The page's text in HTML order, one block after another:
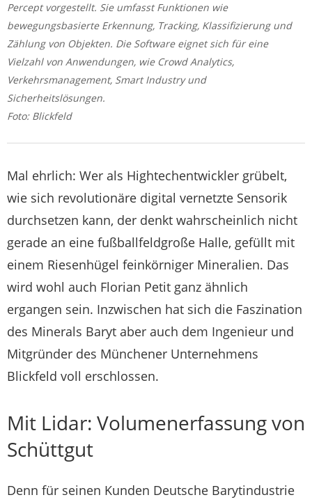
Percept vorgestellt. Sie umfasst Funktionen wie
bewegungsbasierte Erkennung, Tracking, Klassifizierung und
Zählung von Objekten. Die Software eignet sich für eine
Vielzahl von Anwendungen, wie Crowd Analytics,
Verkehrsmanagement, Smart Industry und
Sicherheitslösungen.
Foto: Blickfeld
Mal ehrlich: Wer als Hightechentwickler grübelt,
wie sich revolutionäre digital vernetzte Sensorik
durchsetzen kann, der denkt wahrscheinlich nicht
gerade an eine fußballfeldgroße Halle, gefüllt mit
einem Riesenhügel feinkörniger Mineralien. Das
wird wohl auch Florian Petit ganz ähnlich
ergangen sein. Inzwischen hat sich die Faszination
des Minerals Baryt aber auch dem Ingenieur und
Mitgründer des Münchener Unternehmens
Blickfeld voll erschlossen.
Mit Lidar: Volumenerfassung von
Schüttgut
Denn für seinen Kunden Deutsche Barytindustrie